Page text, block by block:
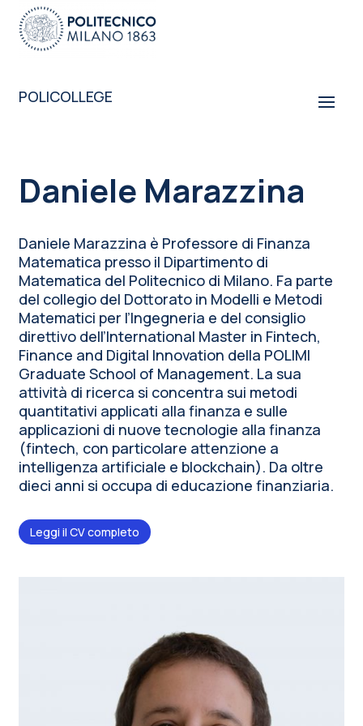
POLICOLLEGE
Daniele Marazzina
Daniele Marazzina è Professore di Finanza
Matematica presso il Dipartimento di
Matematica del Politecnico di Milano. Fa parte
del collegio del Dottorato in Modelli e Metodi
Matematici per l’Ingegneria e del consiglio
direttivo dell’International Master in Fintech,
Finance and Digital Innovation della POLIMI
Graduate School of Management. La sua
attività di ricerca si concentra sui metodi
quantitativi applicati alla finanza e sulle
applicazioni di nuove tecnologie alla finanza
(fintech, con particolare attenzione a
intelligenza artificiale e blockchain). Da oltre
dieci anni si occupa di educazione finanziaria.
Leggi il CV completo